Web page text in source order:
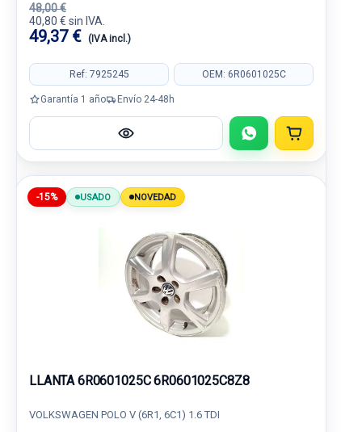
48,00 €
40,80 € sin IVA.
49,37 € (IVA incl.)
Ref: 7925245 OEM: 6R0601025C
Garantía 1 año Envío 24-48h
-15% USADO NOVEDAD
LLANTA 6R0601025C 6R0601025C8Z8
VOLKSWAGEN POLO V (6R1, 6C1) 1.6 TDI